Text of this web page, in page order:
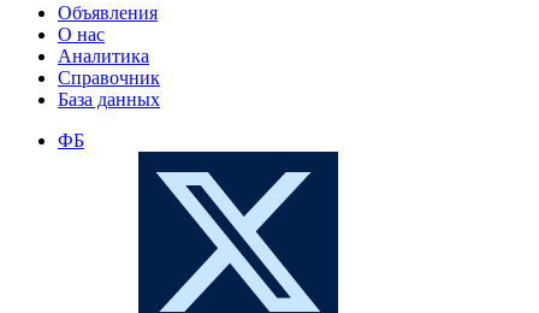
Объявления
О нас
Аналитика
Справочник
База данных
ФБ